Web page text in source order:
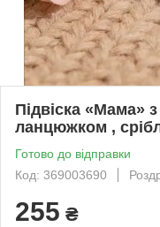
Підвіска «Мама»
ланцюжком ,
Готово до відправки
Код: 369003690
255 ₴